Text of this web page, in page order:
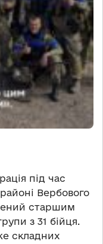
під час
Вербового
старшим
з 31 бійця.
складних